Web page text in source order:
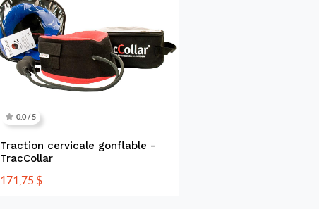
0.0 / 5
Traction cervicale gonflable -
TracCollar
171,75$